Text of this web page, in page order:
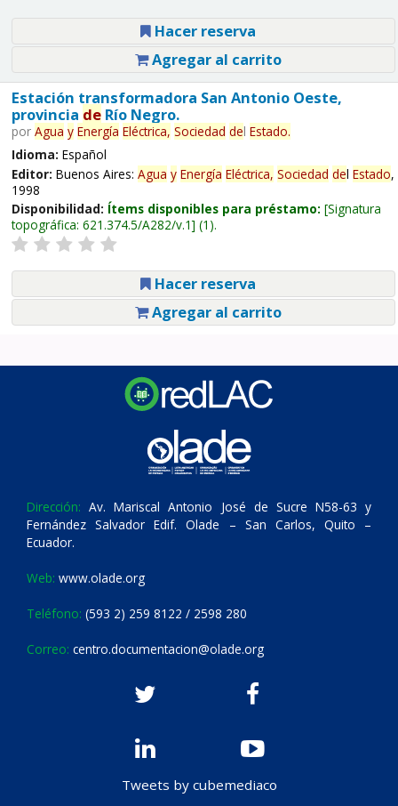
Hacer reserva
Agregar al carrito
Estación transformadora San Antonio Oeste,
provincia deRío Negro.
por Agua y Energía Eléctrica, Sociedad del Estado.
Idioma: Español
Editor: Buenos Aires: Agua y Energía Eléctrica, Sociedad del Estado,
1998
Disponibilidad: Ítems disponibles para préstamo: Signatura
topográfica: 621.374.5/A282/v.1 (1).
Hacer reserva
Agregar al carrito
Dirección: Av. Mariscal Antonio José de Sucre N58-63 y
Fernández Salvador Edif. Olade – San Carlos, Quito –
Ecuador.
Web: www.olade.org
Teléfono: (593 2) 259 8122 / 2598 280
Correo: centro.documentacion@olade.org
Tweets by cubemediaco